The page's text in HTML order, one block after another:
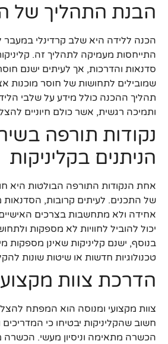
הבנת התהליך של
הכנה ללידה היא שלב קרדינלי במעבר
התייחסות מעמיקה לתהליך זה.
סדנאות והדרכות, אך לעיתים ישנם
שמובילים לתחושות של חוסר מוכנות
תהליך ההכנה כולל מידע על שלבי
ותמיכה רגשית, אשר כולם חיוניים
נקודות תורפה
הניתנים בקליניקות
אחת הנקודות התורפה הבולטות היא
של התכנים. לעיתים קרובות, הסדנאות
אחידה ולא מתחשבות בצרכים
יכול להוביל לחוויות לא מספקות
בנוסף, ישנם קליניקות שאינן מספקות
טכנולוגיות חדשות או שיטות שונות
הדרכת צוות
צוות מקצועי ומנוסה הוא המפתח
חשוב שהקליניקות יבטיחו כי המדריכים
הכשרה מתאימה וניסיון מעשי.